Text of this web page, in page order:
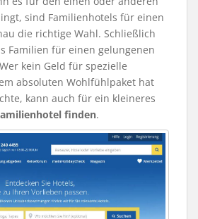
sind Familienhotels für einen
die richtige Wahl. Schließlich
Familien für einen gelungenen
kein Geld für spezielle
absoluten Wohlfühlpaket hat
kann auch für ein kleineres
finden.